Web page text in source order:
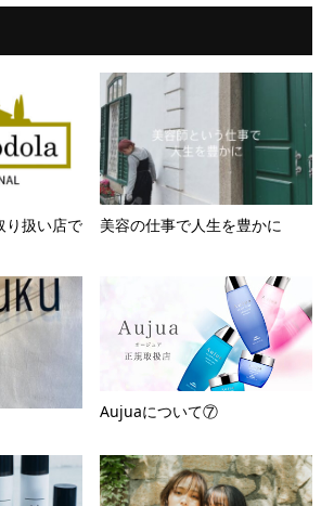
り扱い店で
美容の仕事で人生を豊かに
Aujuaについて⑦